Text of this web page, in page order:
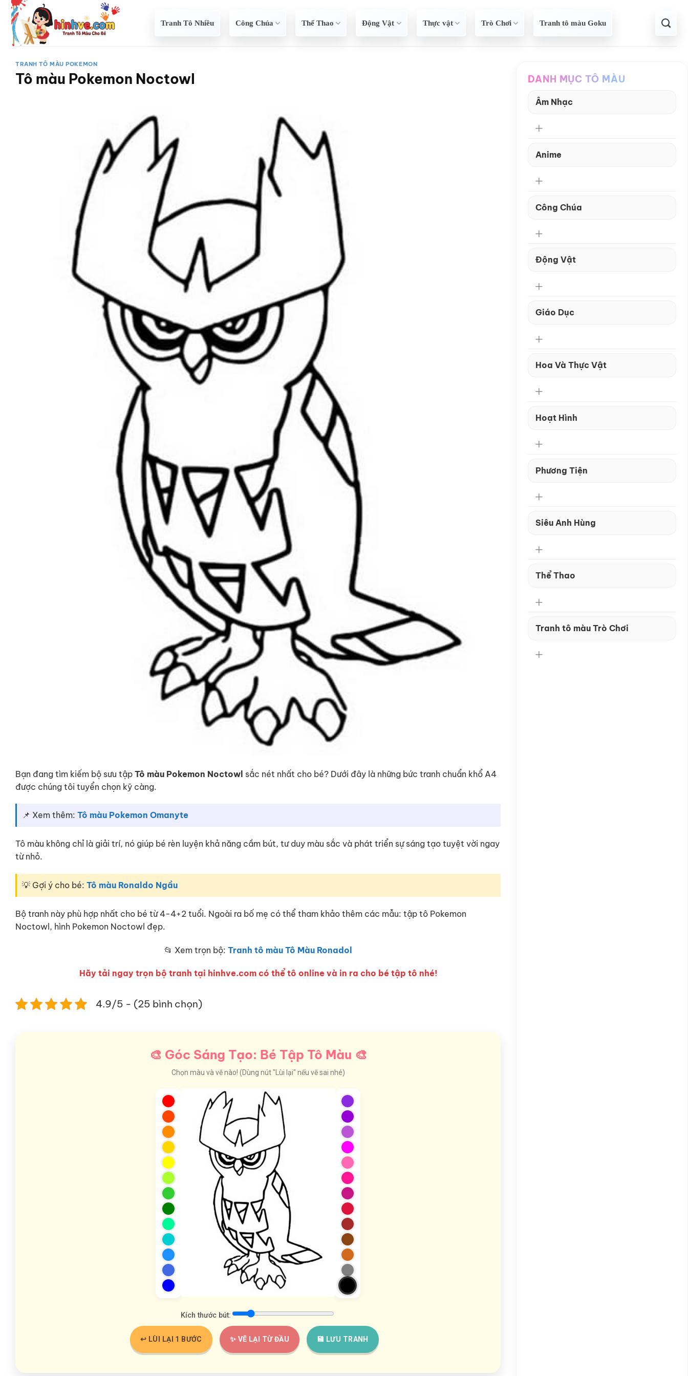
qua
dung
Tranh Tô Nhiều Công Chúa Thể Thao Động Vật Thực vật Trò Chơi Tranh tô màu Goku
TRANH TÔ MÀU POKEMON
Tô màu Pokemon Noctowl
Bạn đang tìm kiếm bộ sưu tập Tô màu Pokemon Noctowl sắc nét nhất cho bé? Dưới đây là những bức tranh chuẩn khổ A4
được chúng tôi tuyển chọn kỹ càng.
📌 Xem thêm: Tô màu Pokemon Omanyte
Tô màu không chỉ là giải trí, nó giúp bé rèn luyện khả năng cầm bút, tư duy màu sắc và phát triển sự sáng tạo tuyệt vời ngay
từ nhỏ.
💡 Gợi ý cho bé: Tô màu Ronaldo Ngầu
Bộ tranh này phù hợp nhất cho bé từ 4-4+2 tuổi. Ngoài ra bố mẹ có thể tham khảo thêm các mẫu: tập tô Pokemon
Noctowl, hình Pokemon Noctowl đẹp.
📂 Xem trọn bộ: Tranh tô màu Tô Màu Ronadol
Hãy tải ngay trọn bộ tranh tại hinhve.com có thể tô online và in ra cho bé tập tô nhé!
4.9/5 - (25 bình chọn)
🎨 Góc Sáng Tạo: Bé Tập Tô Màu 🎨
Chọn màu và vẽ nào! (Dùng nút "Lùi lại" nếu vẽ sai nhé)
Kích thước bút:
↩️ LÙI LẠI 1 BƯỚC ✨ VẼ LẠI TỪ ĐẦU 💾 LƯU TRANH
DANH MỤC TÔ MÀU
Âm Nhạc
Anime
Công Chúa
Động Vật
Giáo Dục
Hoa Và Thực Vật
Hoạt Hình
Phương Tiện
Siêu Anh Hùng
Thể Thao
Tranh tô màu Trò Chơi